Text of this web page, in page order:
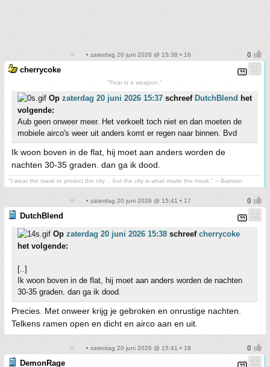
• zaterdag 20 juni 2026 @ 15:38 • 16
cherrycoke
"Fear is a weapon."
Op zaterdag 20 juni 2026 15:37 schreef DutchBlend het
volgende:
Aub geen onweer meer. Het verkoelt toch niet en dan moeten de
mobiele airco's weer uit anders komt er regen naar binnen. Bvd
Ik woon boven in de flat, hij moet aan anders worden de
nachten 30-35 graden. dan ga ik dood.
"I wear the mask to protect the city… but the city is what made the mask." – Batman
• zaterdag 20 juni 2026 @ 15:41 • 17
DutchBlend
Op zaterdag 20 juni 2026 15:38 schreef cherrycoke
het volgende:
[..]
Ik woon boven in de flat, hij moet aan anders worden de nachten
30-35 graden. dan ga ik dood.
Precies. Met onweer krijg je gebroken en onrustige nachten.
Telkens ramen open en dicht en airco aan en uit.
• zaterdag 20 juni 2026 @ 15:41 • 18
DemonRage